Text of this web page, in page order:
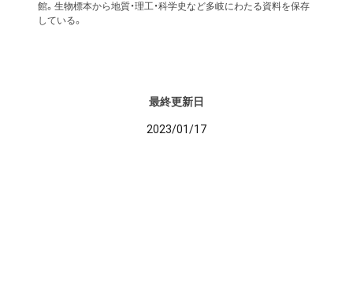
館。生物標本から地質・理工・科学史など多岐にわたる資料を保存
している。
最終更新日
2023/01/17